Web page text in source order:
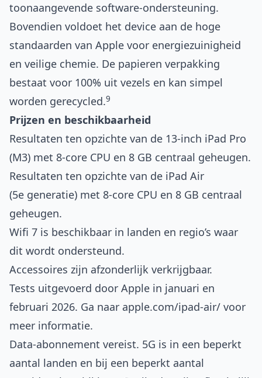
toonaangevende software-ondersteuning.
Bovendien voldoet het device aan de hoge
standaarden van Apple voor energiezuinigheid
en veilige chemie. De papieren verpakking
bestaat voor 100% uit vezels en kan simpel
worden gerecycled.9
Prijzen en beschikbaarheid
Resultaten ten opzichte van de 13-inch iPad Pro
(M3) met 8-core CPU en 8 GB centraal geheugen.
Resultaten ten opzichte van de iPad Air
(5e generatie) met 8-core CPU en 8 GB centraal
geheugen.
Wifi 7 is beschikbaar in landen en regio’s waar
dit wordt ondersteund.
Accessoires zijn afzonderlijk verkrijgbaar.
Tests uitgevoerd door Apple in januari en
februari 2026. Ga naar apple.com/ipad-air/ voor
meer informatie.
Data-abonnement vereist. 5G is in een beperkt
aantal landen en bij een beperkt aantal